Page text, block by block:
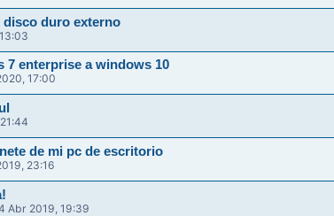
disco duro externo
7 enterprise a windows 10
17:00
de mi pc de escritorio
23:16
Abr 2019, 19:39